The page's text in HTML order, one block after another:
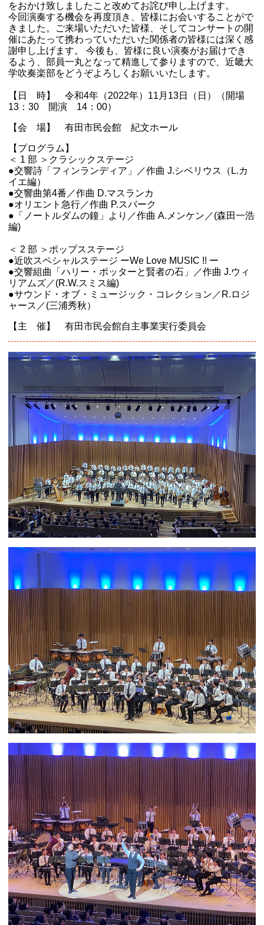
をおかけ致しましたこと改めてお詫び申し上げます。
今回演奏する機会を再度頂き、皆様にお会いすることがで
きました。ご来場いただいた皆様、そしてコンサートの開
催にあたって携わっていただいた関係者の皆様には深く感
謝申し上げます。 今後も、皆様に良い演奏がお届けでき
るよう、部員一丸となって精進して参りますので、近畿大
学吹奏楽部をどうぞよろしくお願いいたします。
【日 時】 令和4年（2022年）11月13日（日）（開場
13：30 開演 14：00）
【会 場】 有田市民会館 紀文ホール
【プログラム】
＜ 1 部 ＞クラシックステージ
●交響詩「フィンランディア」／作曲 J.シベリウス（L.カ
イエ編）
●交響曲第4番／作曲 D.マスランカ
●オリエント急行／作曲 P.スパーク
●「ノートルダムの鐘」より／作曲 A.メンケン／(森田一浩
編)
＜ 2 部 ＞ポップスステージ
●近吹スペシャルステージ ーWe Love MUSIC !! ー
●交響組曲「ハリー・ポッターと賢者の石」／作曲 J.ウィ
リアムズ／(R.W.スミス編)
●サウンド・オブ・ミュージック・コレクション／R.ロジ
ャース／(三浦秀秋）
【主 催】 有田市民会館自主事業実行委員会